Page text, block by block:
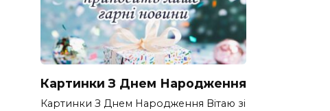
Картинки З Днем Народження
Картинки З Днем Народження Вітаю зі